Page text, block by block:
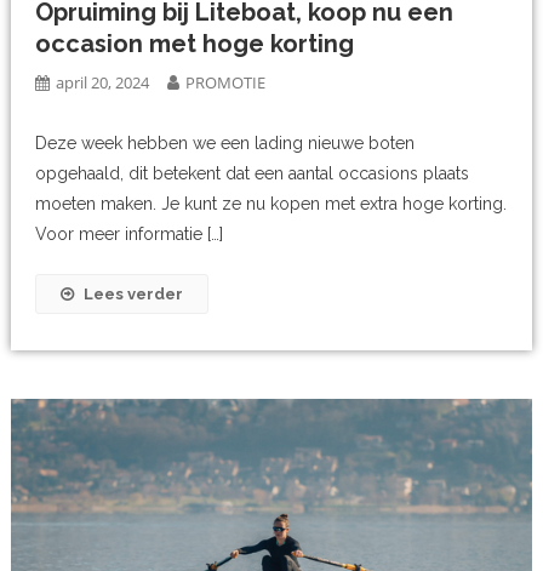
Opruiming bij Liteboat, koop nu een
occasion met hoge korting
april 20, 2024 PROMOTIE
Deze week hebben we een lading nieuwe boten
opgehaald, dit betekent dat een aantal occasions plaats
moeten maken. Je kunt ze nu kopen met extra hoge korting.
Voor meer informatie […]
Lees verder